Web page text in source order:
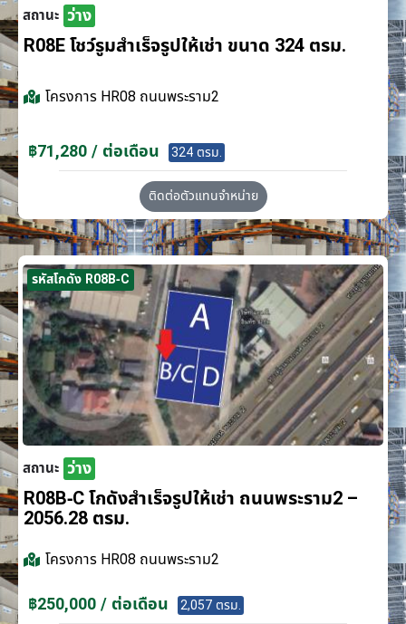
สถานะ ว่าง
R08E โชว์รูมสำเร็จรูปให้เช่า ขนาด 324 ตรม.
โครงการ HR08 ถนนพระราม2
฿71,280 / ต่อเดือน 324 ตรม.
ติดต่อตัวแทนจำหน่าย
รหัสโกดัง R08B-C
สถานะ ว่าง
R08B-C โกดังสำเร็จรูปให้เช่า ถนนพระราม2 –
2056.28 ตรม.
โครงการ HR08 ถนนพระราม2
฿250,000 / ต่อเดือน 2,057 ตรม.